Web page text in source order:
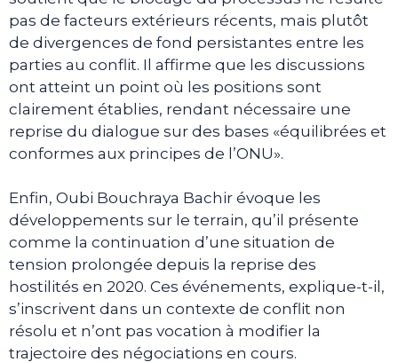
pas de facteurs extérieurs récents, mais plutôt
de divergences de fond persistantes entre les
parties au conflit. Il affirme que les discussions
ont atteint un point où les positions sont
clairement établies, rendant nécessaire une
reprise du dialogue sur des bases «équilibrées et
conformes aux principes de l’ONU».
Enfin, Oubi Bouchraya Bachir évoque les
développements sur le terrain, qu’il présente
comme la continuation d’une situation de
tension prolongée depuis la reprise des
hostilités en 2020. Ces événements, explique-t-il,
s’inscrivent dans un contexte de conflit non
résolu et n’ont pas vocation à modifier la
trajectoire des négociations en cours.